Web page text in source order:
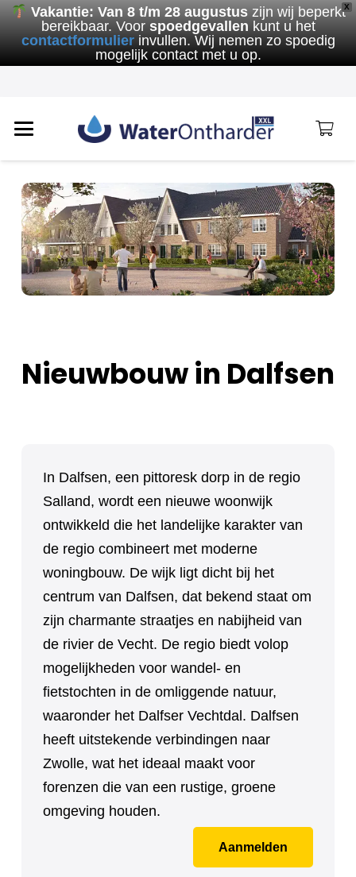
X
Vakantie: Van 8 t/m 28 augustuszijn wij beperkt
bereikbaar. Voor spoedgevallen kunt u het
contactformulierinvullen. Wij nemen zo spoedig
mogelijk contact met u op.
Nieuwbouw in Dalfsen
In Dalfsen, een pittoresk dorp in de regio
Salland, wordt een nieuwe woonwijk
ontwikkeld die het landelijke karakter van
de regio combineert met moderne
woningbouw. De wijk ligt dicht bij het
centrum van Dalfsen, dat bekend staat om
zijn charmante straatjes en nabijheid van
de rivier de Vecht. De regio biedt volop
mogelijkheden voor wandel- en
fietstochten in de omliggende natuur,
waaronder het Dalfser Vechtdal. Dalfsen
heeft uitstekende verbindingen naar
Zwolle, wat het ideaal maakt voor
forenzen die van een rustige, groene
omgeving houden.
Aanmelden